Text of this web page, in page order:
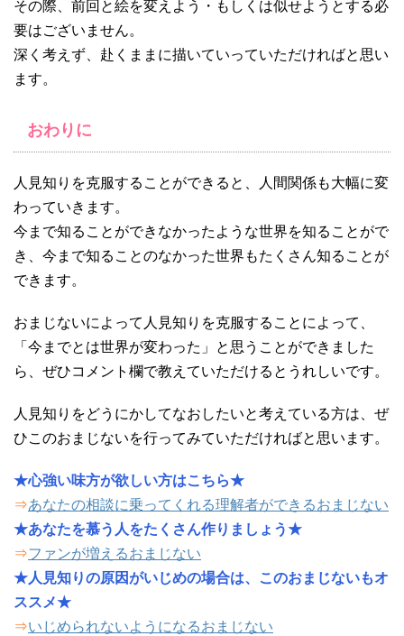
その際、前回と絵を変えよう・もしくは似せようとする必
要はございません。
深く考えず、赴くままに描いていっていただければと思い
ます。
おわりに
人見知りを克服することができると、人間関係も大幅に変
わっていきます。
今まで知ることができなかったような世界を知ることがで
き、今まで知ることのなかった世界もたくさん知ることが
できます。
おまじないによって人見知りを克服することによって、
「今までとは世界が変わった」と思うことができました
ら、ぜひコメント欄で教えていただけるとうれしいです。
人見知りをどうにかしてなおしたいと考えている方は、ぜ
ひこのおまじないを行ってみていただければと思います。
★心強い味方が欲しい方はこちら★
⇒あなたの相談に乗ってくれる理解者ができるおまじない
★あなたを慕う人をたくさん作りましょう★
⇒ファンが増えるおまじない
★人見知りの原因がいじめの場合は、このおまじないもオ
ススメ★
⇒いじめられないようになるおまじない